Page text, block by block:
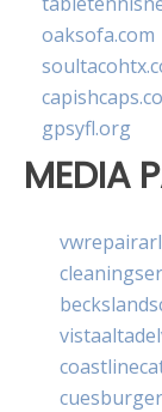
oaksofa.com
gpsyfl.org
MEDIA